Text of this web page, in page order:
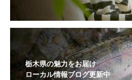
栃木県の魅力をお届け
ローカル情報ブログ更新中